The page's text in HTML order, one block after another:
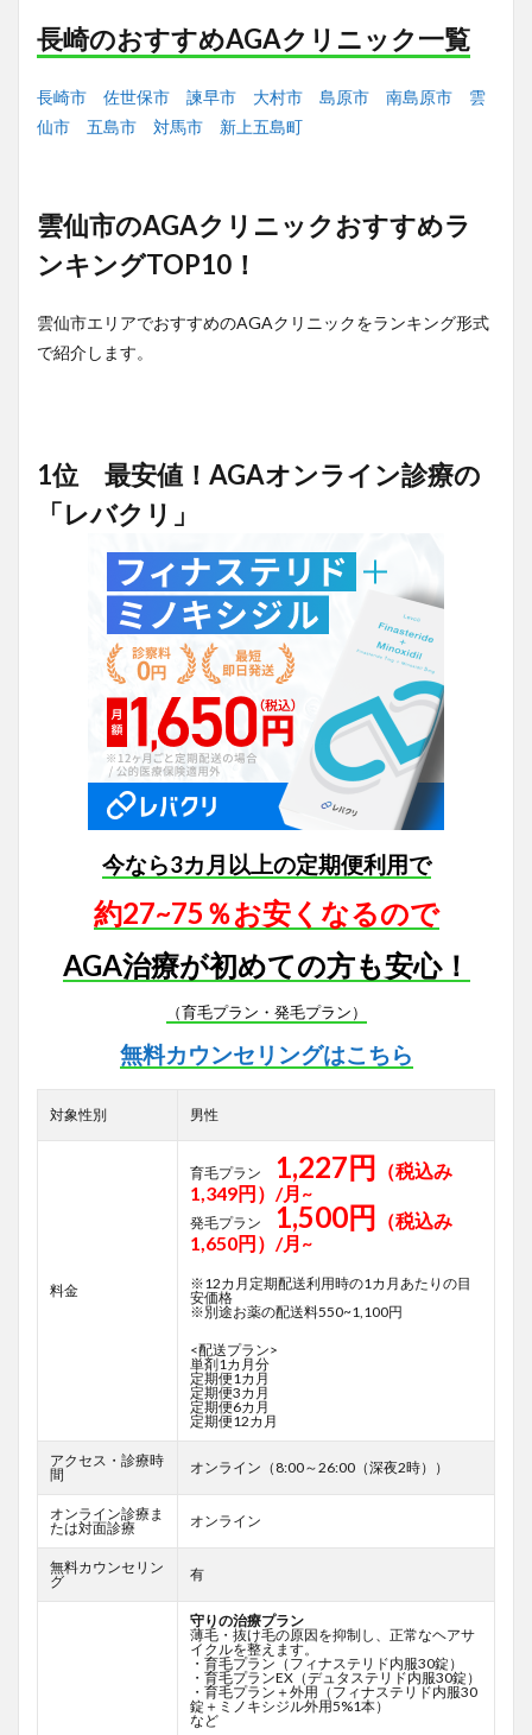
長崎のおすすめAGAクリニック一覧
長崎市 佐世保市 諫早市 大村市 島原市 南島原市
雲
仙市
五島市 対馬市 新上五島町
雲仙市のAGAクリニックおすすめラ
ンキングTOP10！
雲仙市エリアでおすすめのAGAクリニックをランキング形式
で紹介します。
1位 最安値！AGAオンライン診療の
「レバクリ」
今なら3カ月以上の定期便利用で
約27~75％お安くなるので
AGA治療が初めての方も安心！
（育毛プラン・発毛プラン）
無料カウンセリングはこちら
対象性別 男性
料金
育毛プラン 1,227円 （税込み
1,349円）/月~
発毛プラン 1,500円 （税込み
1,650円）/月~
※12カ月定期配送利用時の1カ月あたりの目
安価格
※別途お薬の配送料550~1,100円
<配送プラン>
単剤1カ月分
定期便1カ月
定期便3カ月
定期便6カ月
定期便12カ月
アクセス・診療時
間
オンライン（8:00～26:00（深夜2時））
オンライン診療ま
たは対面診療
オンライン
無料カウンセリン
グ
有
守りの治療プラン
薄毛・抜け毛の原因を抑制し、正常なヘアサ
イクルを整えます。
・育毛プラン（フィナステリド内服30錠）
・育毛プランEX（デュタステリド内服30錠）
・育毛プラン＋外用（フィナステリド内服30
錠＋ミノキシジル外用5%1本）
など